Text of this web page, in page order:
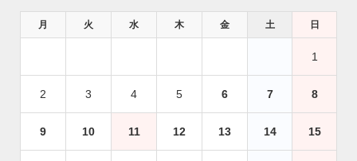
月 火 水 木 金 土 日
1
2 3 4 5 6 7 8
9 10 11 12 13 14 15